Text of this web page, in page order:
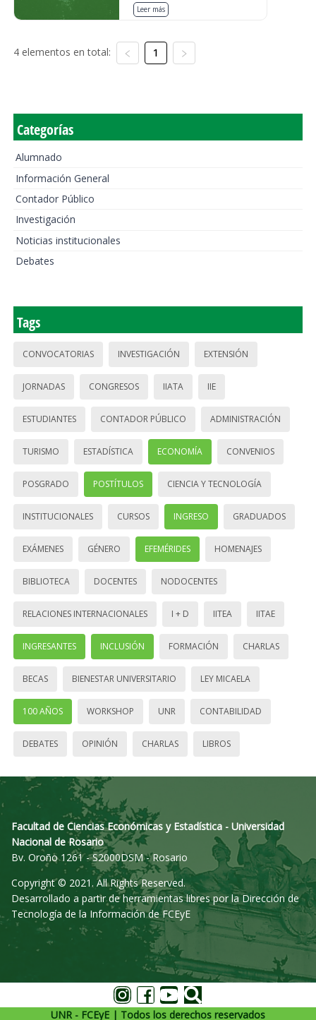
Leer más
4 elementos en total: 1
Categorías
Alumnado
Información General
Contador Público
Investigación
Noticias institucionales
Debates
Tags
CONVOCATORIAS INVESTIGACIÓN EXTENSIÓN
JORNADAS CONGRESOS IIATA IIE
ESTUDIANTES CONTADOR PÚBLICO ADMINISTRACIÓN
TURISMO ESTADÍSTICA ECONOMÍA CONVENIOS
POSGRADO POSTÍTULOS CIENCIA Y TECNOLOGÍA
INSTITUCIONALES CURSOS INGRESO GRADUADOS
EXÁMENES GÉNERO EFEMÉRIDES HOMENAJES
BIBLIOTECA DOCENTES NODOCENTES
RELACIONES INTERNACIONALES I + D IITEA IITAE
INGRESANTES INCLUSIÓN FORMACIÓN CHARLAS
BECAS BIENESTAR UNIVERSITARIO LEY MICAELA
100 AÑOS WORKSHOP UNR CONTABILIDAD
DEBATES OPINIÓN CHARLAS LIBROS
Facultad de Ciencias Económicas y Estadística - Universidad
Nacional de Rosario
Bv. Oroño 1261 - S2000DSM - Rosario
Copyright © 2021. All Rights Reserved.
Desarrollado a partir de herramientas libres por la Dirección de
Tecnología de la Información de FCEyE
UNR - FCEyE | Todos los derechos reservados